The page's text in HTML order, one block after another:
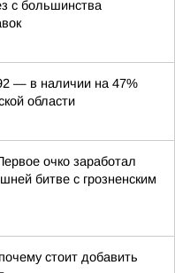
с большинства
— в наличии на 47%
области
очко заработал
битве с грозненским
стоит добавить